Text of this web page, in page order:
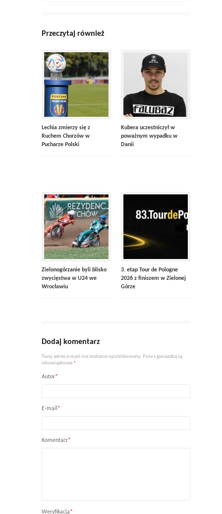
Przeczytaj również
Lechia zmierzy się z
Ruchem Chorzów w
Pucharze Polski
Kubera uczestniczył w
poważnym wypadku w
Danii
Zielonogórzanie byli blisko
zwycięstwa w U24 we
Wrocławiu
3. etap Tour de Pologne
2026 z finiszem w Zielonej
Górze
Dodaj komentarz
Twój adres e-mail nie zostanie opublikowany. Pola z gwiazdką są
obowiązkowe *
Autor*
E-mail*
Komentarz*
Weryfikacja*